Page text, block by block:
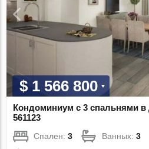
$ 1 566 800
Кондоминиум с 3 спальнями
561123
Спален:3 Ванных:3